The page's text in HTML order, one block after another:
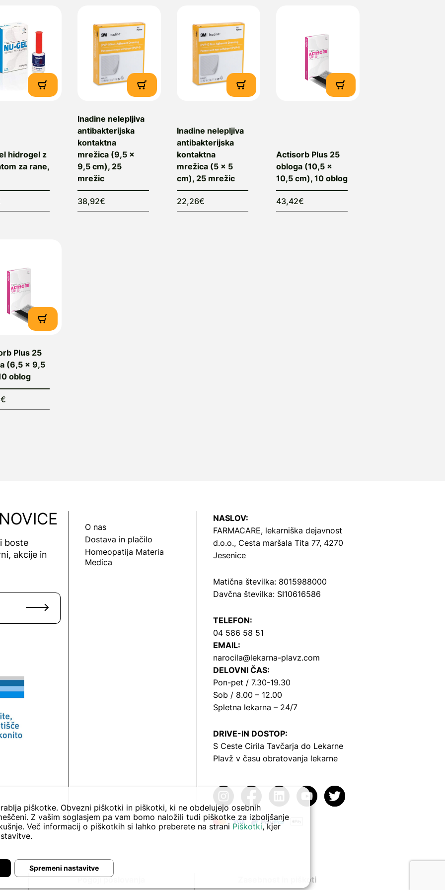
hidrogel z
za rane,
Inadine nelepljiva
antibakterijska
kontaktna
mrežica (9,5 x
9,5 cm), 25
mrežic
38,92€
Inadine nelepljiva
antibakterijska
kontaktna
mrežica (5 x 5
cm), 25 mrežic
22,26€
Actisorb Plus 25
obloga (10,5 x
10,5 cm), 10 oblog
43,42€
Plus 25
(6,5 x 9,5
oblog
boste
akcije in
O nas
Dostava in plačilo
Homeopatija Materia
Medica
NASLOV:
FARMACARE, lekarniška dejavnost
d.o.o., Cesta maršala Tita 77, 4270
Jesenice
Matična številka: 8015988000
Davčna številka: SI10616586
TELEFON:
04 586 58 51
EMAIL:
narocila@lekarna-plavz.com
DELOVNI ČAS:
Pon-pet / 7.30-19.30
Sob / 8.00 – 12.00
Spletna lekarna – 24/7
DRIVE-IN DOSTOP:
S Ceste Cirila Tavčarja do Lekarne
Plavž v času obratovanja lekarne
Pogoji poslovanja Zasebnost in piškoti
piškotke. Obvezni piškotki in piškotki, ki ne obdelujejo osebnih
Z vašim soglasjem pa vam bomo naložili tudi piškotke za izboljšanje
Več informacij o piškotkih si lahko preberete na strani Piškotki, kjer
Spremeni nastavitve